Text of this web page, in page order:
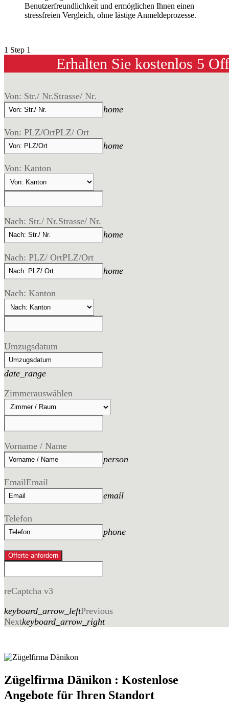
Benutzerfreundlichkeit und ermöglichen Ihnen einen
stressfreien Vergleich, ohne lästige Anmeldeprozesse.
1 Step 1
Erhalten Sie kostenlos 5
Von: Str./ Nr.Strasse/ Nr.
home
Von: PLZ/OrtPLZ/ Ort
home
Von: Kanton
Nach: Str./ Nr.Strasse/ Nr.
home
Nach: PLZ/ OrtPLZ/Ort
home
Nach: Kanton
Umzugsdatum
date_range
Zimmerauswählen
Vorname / Name
person
EmailEmail
email
Telefon
phone
Offerte anfordern
reCaptcha v3
keyboard_arrow_leftPrevious
Nextkeyboard_arrow_right
Zügelfirma Dänikon : Kostenlose
Angebote für Ihren Standort